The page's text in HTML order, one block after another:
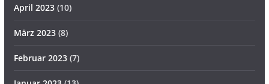
April 2023(10)
März 2023(8)
Februar 2023(7)